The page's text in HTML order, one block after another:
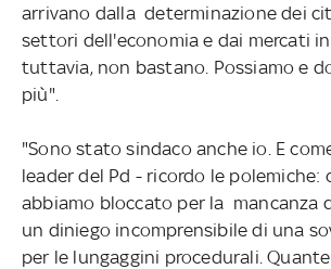
arrivano dalla determinazione dei
settori dell'economia e dai mercati
tuttavia, non bastano. Possiamo e
più".
"Sono stato sindaco anche io. E
leader del Pd - ricordo le polemiche:
abbiamo bloccato per la mancanza
un diniego incomprensibile di una
per le lungaggini procedurali.